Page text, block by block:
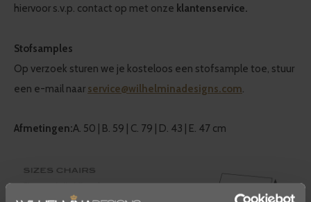
hiervoor s.v.p. contact op met onze klantenservice.
Stofsamples
Op verzoek sturen we je kosteloos een stofsample toe, stuur
een e-mail naar service@wilhelminadesigns.com.
Afmetingen:A. 50 | B. 59 | C. 79 | D. 43 | E. 47 cm